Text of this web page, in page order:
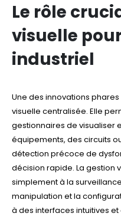
Le rôle
visuelle
industriel
Une des innovations
visuelle centralisée. Elle
gestionnaires de visualiser
équipements, des circuits
détection précoce de
décision rapide. La gestion
simplement à la
manipulation et la
à des interfaces intuitives